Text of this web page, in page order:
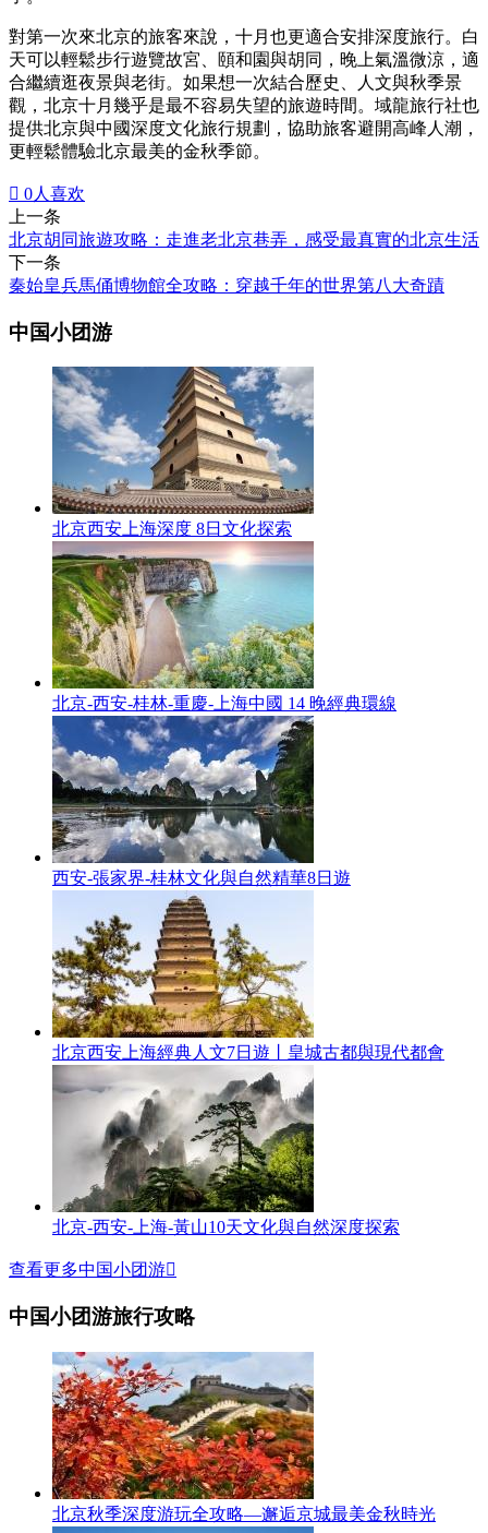
對第一次來北京的旅客來說，十月也更適合安排深度旅行。白
天可以輕鬆步行遊覽故宮、頤和園與胡同，晚上氣溫微涼，適
合繼續逛夜景與老街。如果想一次結合歷史、人文與秋季景
觀，北京十月幾乎是最不容易失望的旅遊時間。域龍旅行社也
提供北京與中國深度文化旅行規劃，協助旅客避開高峰人潮，
更輕鬆體驗北京最美的金秋季節。
 0人喜欢
上一条
北京胡同旅遊攻略：走進老北京巷弄，感受最真實的北京生活
下一条
秦始皇兵馬俑博物館全攻略：穿越千年的世界第八大奇蹟
中国小团游
北京西安上海深度 8日文化探索
北京-西安-桂林-重慶-上海中國 14 晚經典環線
西安-張家界-桂林文化與自然精華8日遊
北京西安上海經典人文7日遊丨皇城古都與現代都會
北京-西安-上海-黃山10天文化與自然深度探索
查看更多中国小团游
中国小团游旅行攻略
北京秋季深度游玩全攻略—邂逅京城最美金秋時光